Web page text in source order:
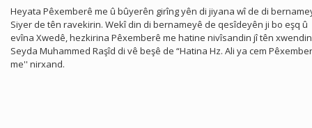
Heyata Pêxemberê me û bûyerên girîng yên di jiyana wî de di
Siyer de tên ravekirin. Wekî din di bernameyê de qesîdeyên ji bo eşq û
evîna Xwedê, hezkirina Pêxemberê me hatine nivîsandin jî tên
Seyda Muhammed Raşîd di vê beşê de “Hatina Hz. Ali ya cem
me'' nirxand.